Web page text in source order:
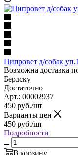
Ципровет д/собак
Возможна доставка
Бердску
Достаточно
Арт.: 00002937
450 руб./шт
Варианты цен
450 руб./шт
Подробности
В корзину